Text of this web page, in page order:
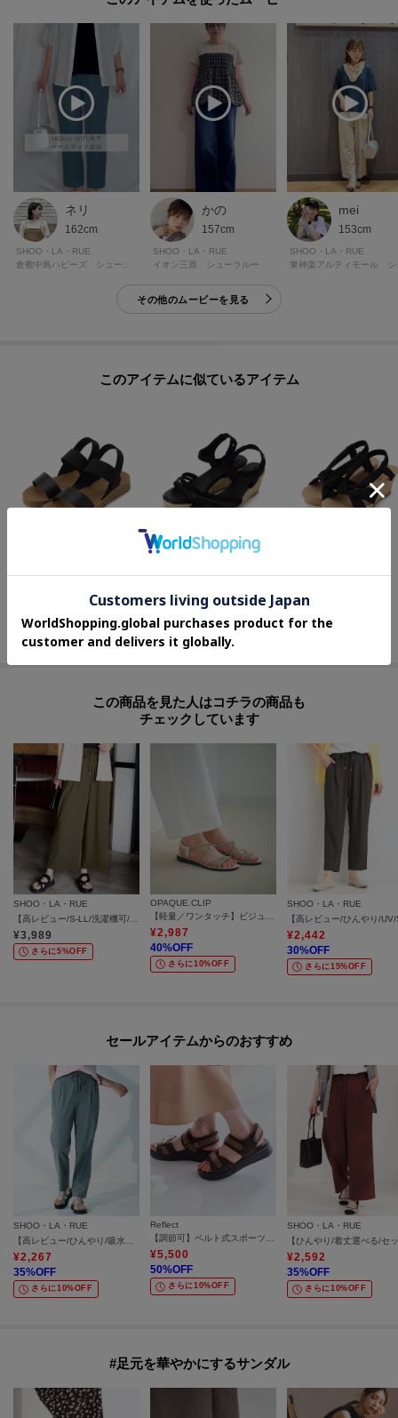
ネリ
162cm
SHOO・LA・RUE
かの
157cm
SHOO・LA・RUE
イオン三原 シューラルー
mei
153cm
SHOO・LA・RUE
その他のムービーを見る
このアイテムに似ているアイテム
さらに20%OFF
【人間工学】毎年大人気！片手で履けるワンタッチサンダル
5,479
さらに30%OFF
¥ 3,492
さらに10%OFF
この商品を見た人はコチラの商品も
チェックしています
SHOO・LA・RUE
¥3,989
さらに5%OFF
OPAQUE.CLIP
¥2,987
40%OFF
さらに10%OFF
SHOO・LA・RUE
¥2,442
30%OFF
さらに15%OFF
セールアイテムからのおすすめ
SHOO・LA・RUE
【高レビュー/ひんやり/吸水速乾/洗濯機可/S-3L】さらさらで軽い穿き心地 さらかるイージーパンツ
¥2,267
35%OFF
さらに10%OFF
Reflect
【調節可】ベルト式スポーツサンダル
¥5,500
50%OFF
さらに10%OFF
SHOO・LA・RUE
¥2,592
35%OFF
さらに10%OFF
#足元を華やかにするサンダル